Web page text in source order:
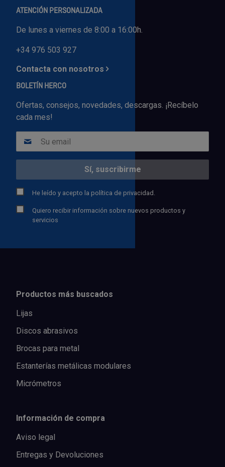
ATENCIÓN PERSONALIZADA
De lunes a viernes de 8:00 a 16:00h.
+34 976 503 927
Contacta con nosotros
BOLETÍN HERCO
Ofertas, consejos, novedades, descargas. ¡Recíbelo
cada mes!
He leído y acepto la política de privacidad.
Quiero recibir información sobre nuevos productos y
servicios
Productos más buscados
Lijas
Discos abrasivos
Brocas para metal
Estanterías metálicas modulares
Micrómetros
Información de compra
Aviso legal
Entregas y Devoluciones